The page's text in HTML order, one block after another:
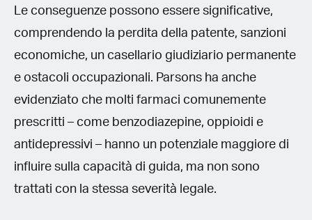
Le conseguenze possono essere significative,
comprendendo la perdita della patente, sanzioni
economiche, un casellario giudiziario permanente
e ostacoli occupazionali. Parsons ha anche
evidenziato che molti farmaci comunemente
prescritti – come benzodiazepine, oppioidi e
antidepressivi – hanno un potenziale maggiore di
influire sulla capacità di guida, ma non sono
trattati con la stessa severità legale.